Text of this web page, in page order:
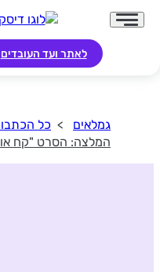
לאתר ועד העובדים
גמלאים כל
המלצה: הסרט "קח